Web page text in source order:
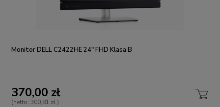
Monitor DELL C2422HE 24" FHD Klasa B
370,00 zł
(netto: 300,81 zł )